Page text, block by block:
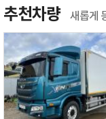
추천차량 새롭게